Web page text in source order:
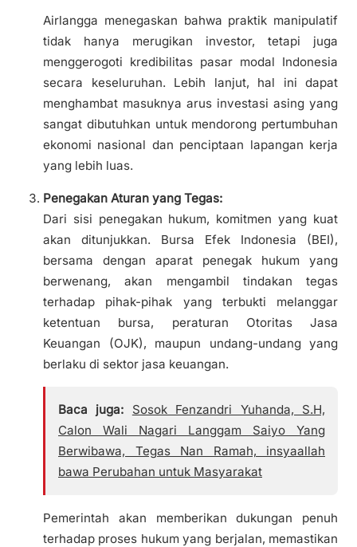
Airlangga menegaskan bahwa praktik manipulatif
tidak hanya merugikan investor, tetapi juga
menggerogoti kredibilitas pasar modal Indonesia
secara keseluruhan. Lebih lanjut, hal ini dapat
menghambat masuknya arus investasi asing yang
sangat dibutuhkan untuk mendorong pertumbuhan
ekonomi nasional dan penciptaan lapangan kerja
yang lebih luas.
Penegakan Aturan yang Tegas:
Dari sisi penegakan hukum, komitmen yang kuat
akan ditunjukkan. Bursa Efek Indonesia (BEI),
bersama dengan aparat penegak hukum yang
berwenang, akan mengambil tindakan tegas
terhadap pihak-pihak yang terbukti melanggar
ketentuan bursa, peraturan Otoritas Jasa
Keuangan (OJK), maupun undang-undang yang
berlaku di sektor jasa keuangan.
Baca juga:
Sosok Fenzandri Yuhanda, S.H,
Calon Wali Nagari Langgam Saiyo Yang
Berwibawa, Tegas Nan Ramah, insyaallah
bawa Perubahan untuk Masyarakat
Pemerintah akan memberikan dukungan penuh
terhadap proses hukum yang berjalan, memastikan